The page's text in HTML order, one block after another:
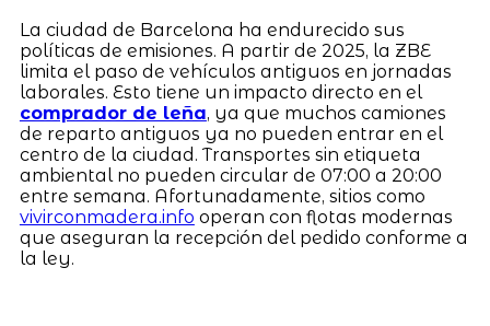
La ciudad de Barcelona ha endurecido sus
políticas de emisiones. A partir de 2025, la ZBE
limita el paso de vehículos antiguos en jornadas
laborales. Esto tiene un impacto directo en el
comprador de leña, ya que muchos camiones
de reparto antiguos ya no pueden entrar en el
centro de la ciudad. Transportes sin etiqueta
ambiental no pueden circular de 07:00 a 20:00
entre semana. Afortunadamente, sitios como
vivirconmadera.info operan con flotas modernas
que aseguran la recepción del pedido conforme a
la ley.